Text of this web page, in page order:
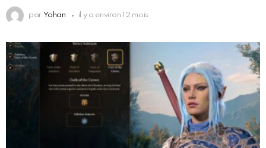
par Yohan il y a environ 12 mois